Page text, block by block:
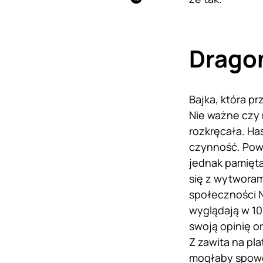
Bajka, która
Nie ważne czy
rozkręcała.
czynność.
jednak
się z
społeczności
wyglądają w
swoją opinię
Z zawita na
mogłaby